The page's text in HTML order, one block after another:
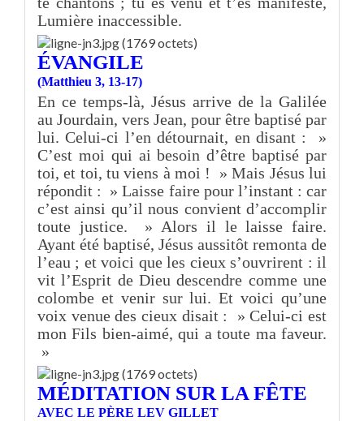
Lumière inaccessible.
ÉVANGILE
(Matthieu 3, 13-17)
En ce temps-là, Jésus arrive de la Galilée
au Jourdain, vers Jean, pour être baptisé par
lui. Celui-ci l’en détournait, en disant : »
C’est moi qui ai besoin d’être baptisé par
toi, et toi, tu viens à moi ! » Mais Jésus lui
répondit : » Laisse faire pour l’instant : car
c’est ainsi qu’il nous convient d’accomplir
toute justice. » Alors il le laisse faire.
Ayant été baptisé, Jésus aussitôt remonta de
l’eau ; et voici que les cieux s’ouvrirent : il
vit l’Esprit de Dieu descendre comme une
colombe et venir sur lui. Et voici qu’une
voix venue des cieux disait : » Celui-ci est
mon Fils bien-aimé, qui a toute ma faveur.
»
MÉDITATION SUR LA FÊTE
AVEC LE PÈRE LEV GILLET